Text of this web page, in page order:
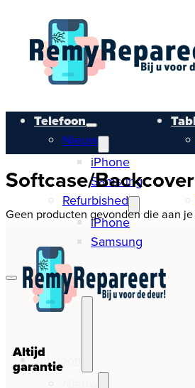
Telefoon
Nieuw
iPhone
Samsung
Refurbished
iPhone
Samsung
Telefoon
Softcase/Backcover
Geen producten gevonden die aan
Altijd
garantie